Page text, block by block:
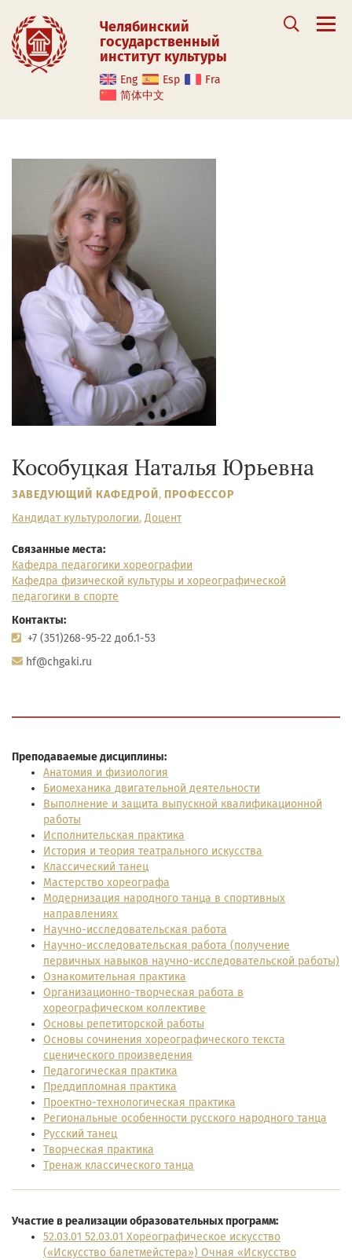
Челябинский
государственный
институт культуры
Eng Esp
Fra
简体中文
Кособуцкая Наталья Юрьевна
ЗАВЕДУЮЩИЙ КАФЕДРОЙ, ПРОФЕССОР
Кандидат культурологии, Доцент
Связанные места:
Кафедра педагогики хореографии
Кафедра физической культуры и хореографической
педагогики в спорте
Контакты:
+7 (351)268-95-22 доб.1-53
hf@chgaki.ru
Преподаваемые дисциплины:
Анатомия и физиология
Биомеханика двигательной деятельности
Выполнение и защита выпускной квалификационной
работы
Исполнительская практика
История и теория театрального искусства
Классический танец
Мастерство хореографа
Модернизация народного танца в спортивных
направлениях
Научно-исследовательская работа
Научно-исследовательская работа (получение
первичных навыков научно-исследовательской работы)
Ознакомительная практика
Организационно-творческая работа в
хореографическом коллективе
Основы репетиторской работы
Основы сочинения хореографического текста
сценического произведения
Педагогическая практика
Преддипломная практика
Проектно-технологическая практика
Региональные особенности русского народного танца
Русский танец
Творческая практика
Тренаж классического танца
Участие в реализации образовательных программ:
52.03.01 52.03.01 Хореографическое искусство
(«Искусство балетмейстера») Очная «Искусство